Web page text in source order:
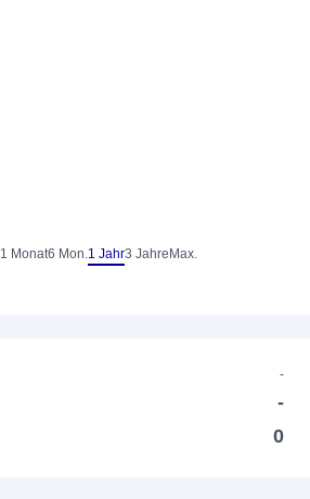
1 Monat6 Mon.1 Jahr3 Jahre Max.
-
-
0